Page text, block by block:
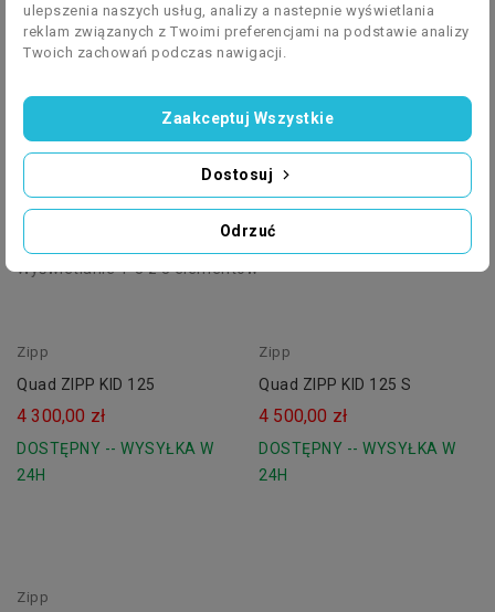
Lista produktów według marki Zipp
Istnieje 3 produktów.
Wyświetlanie 1-3 z 3 elementów
Zipp
czerwony
zielony
Quad ZIPP KID 125
4 300,00 zł
DOSTĘPNY -- WYSYŁKA W
24H
Zipp
Quad ZIPP KID 125 S
4 500,00 zł
DOSTĘPNY -- WYSYŁKA W
24H
Zipp
ulepszenia naszych usług, analizy a nastepnie wyświetlania
reklam związanych z Twoimi preferencjami na podstawie analizy
Twoich zachowań podczas nawigacji.
Odrzuć
Dostosuj
Zaakceptuj Wszystkie